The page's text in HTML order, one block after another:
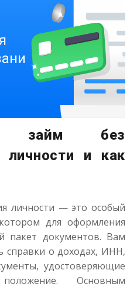
до 21 дня
займ без
личности и как
личности — это особый
для оформления
пакет документов. Вам
справки о доходах, ИНН,
удостоверяющие
Основным